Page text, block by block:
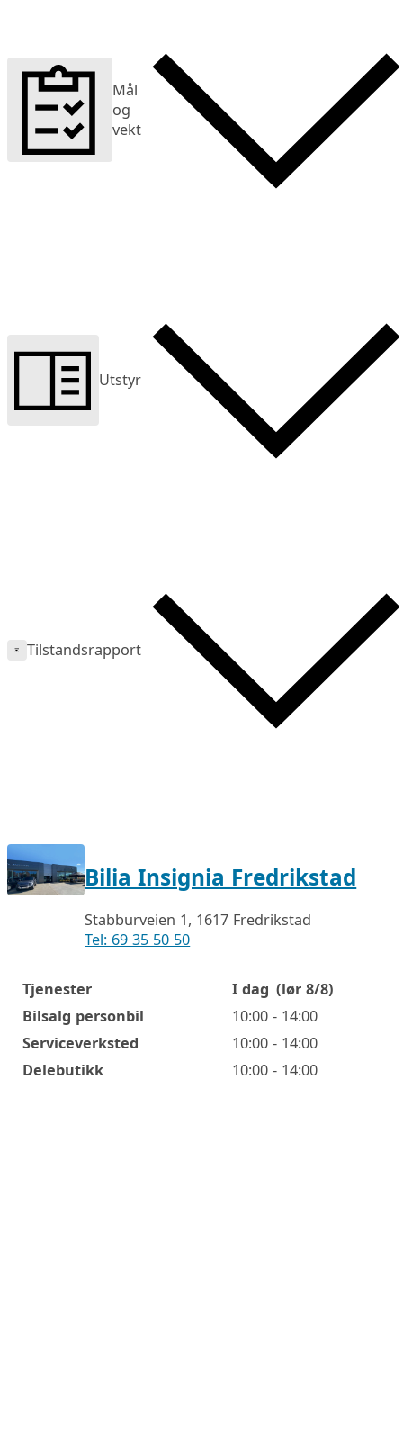
Mål
og
vekt
Utstyr
Tilstandsrapport
Bilia Insignia Fredrikstad
Stabburveien 1, 1617 Fredrikstad
Tel: 69 35 50 50
Åpningstider
Tjenester I dag (lør 8/8)
Bilsalg personbil
10:00 - 14:00
Serviceverksted
10:00 - 14:00
Delebutikk
10:00 - 14:00